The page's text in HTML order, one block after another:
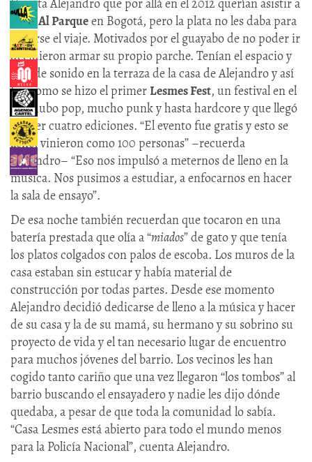
Cuenta Alejandro que por allá en el 2012 querían asistir a
Rock Al Parqueen Bogotá, pero la plata no les daba para
pegarse el viaje. Motivados por el guayabo de no poder ir
decidieron armar su propio parche. Tenían el espacio y
algo de sonido en la terraza de la casa de Alejandro y así
fue como se hizo el primerLesmes Fest, un festival en el
que hubo pop, mucho punk y hasta hardcore y que llegó
a tener cuatro ediciones. “El evento fue gratis y esto se
llenó, vinieron como 100 personas” –recuerda
Alejandro– “Eso nos impulsó a meternos de lleno en la
música. Nos pusimos a estudiar, a enfocarnos en hacer
la sala de ensayo”.
De esa noche también recuerdan que tocaron en una
batería prestada que olía a “miados” de gato y que tenía
los platos colgados con palos de escoba. Los muros de la
casa estaban sin estucar y había material de
construcción por todas partes. Desde ese momento
Alejandro decidió dedicarse de lleno a la música y hacer
de su casa y la de su mamá, su hermano y su sobrino su
proyecto de vida y el tan necesario lugar de encuentro
para muchos jóvenes del barrio. Los vecinos les han
cogido tanto cariño que una vez llegaron “los tombos” al
barrio buscando el ensayadero y nadie les dijo dónde
quedaba, a pesar de que toda la comunidad lo sabía.
“Casa Lesmes está abierto para todo el mundo menos
para la Policía Nacional”, cuenta Alejandro.